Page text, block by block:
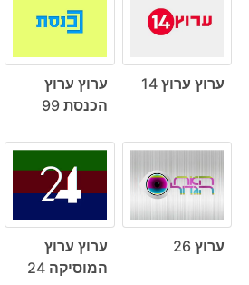
ערוץ ערוץ 14
ערוץ ערוץ
הכנסת 99
ערוץ 26
ערוץ ערוץ
המוסיקה 24